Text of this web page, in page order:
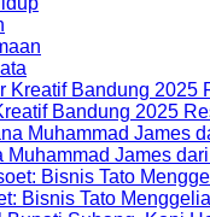
Bandung 2025
Muhammad James
Bisnis Tato